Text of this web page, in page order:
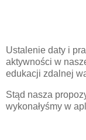
Ustalenie daty i
aktywności w
edukacji zdalnej
Stąd nasza
wykonałyśmy w